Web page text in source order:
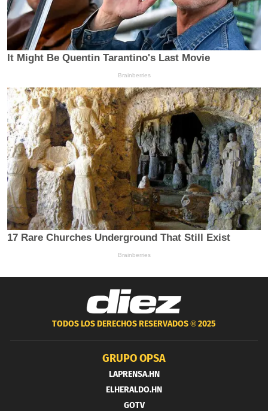
TODOS LOS DERECHOS RESERVADOS ®2025
GRUPO OPSA
LAPRENSA.HN
ELHERALDO.HN
GOTV